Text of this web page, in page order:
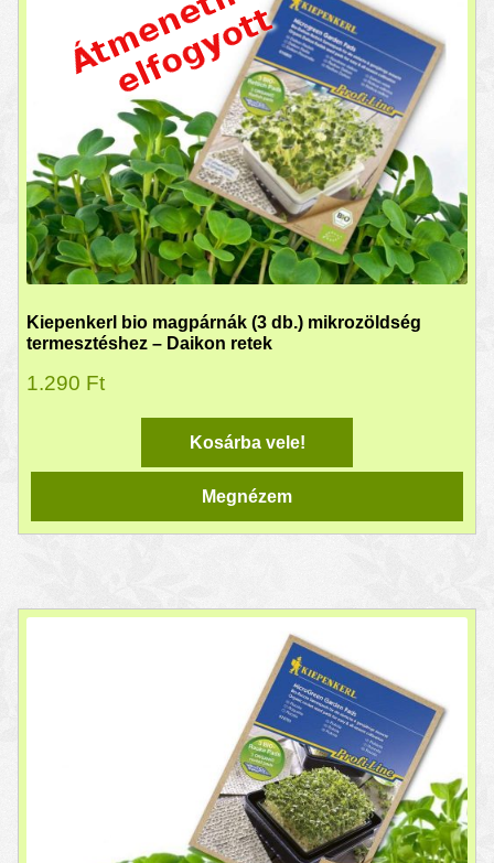
Kiepenkerl bio magpárnák (3 db.) mikrozöldség
termesztéshez – Daikon retek
1.290 Ft
Kosárba vele!
Megnézem